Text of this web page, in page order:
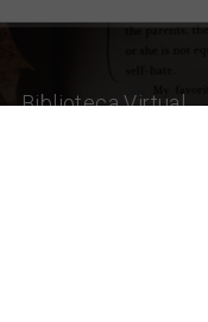
Biblioteca Virtual